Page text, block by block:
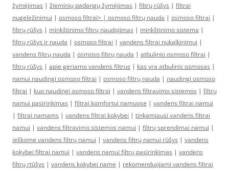
žymėjimas | žieminių padangų žymėjimas | filtrų rūšys | filtrai
nugeležinimui | osmoso filtrai> | osmoso filtrų nauda | osmoso filtrai |
filtrų rūšys | minkštinimo filtrų naudojimas | minkštinimo sistema |
filtrų rūšys ir nauda | osmoso filtrai | vandens filtrai nukalkinimui |
vandens filtrų nauda | osmoso filtrų nauda | atbulinio osmoso filtrai |
filtrų rūšys | apie geriamo vandens filtrus | kas yra atbulinis osmosas |
namui naudingi osmoso filtrai | osmoso filtrų nauda | naudingi osmoso
filtrai | kuo naudingi osmoso filtrai | vandens filtravimo sistemos | filtrų
namui pasirinkimas | filtrai komfortui namuose | vandens filtrai namui
| filtrai namams | vandens filtrai kokybei | tinkamiausi vandens filtrai
namui | vandens filtravimo sistemos namui | filtrų sprendimai namui |
ieškome vandens filtrų namui | vandens filtrų namui rūšys | vandens
kokybei filtrai namui | vandens namui filtrų pasirinkimas | vandens
filtrų rtūšys | vandens kokybei name | rekomenduojami vandens filtrai